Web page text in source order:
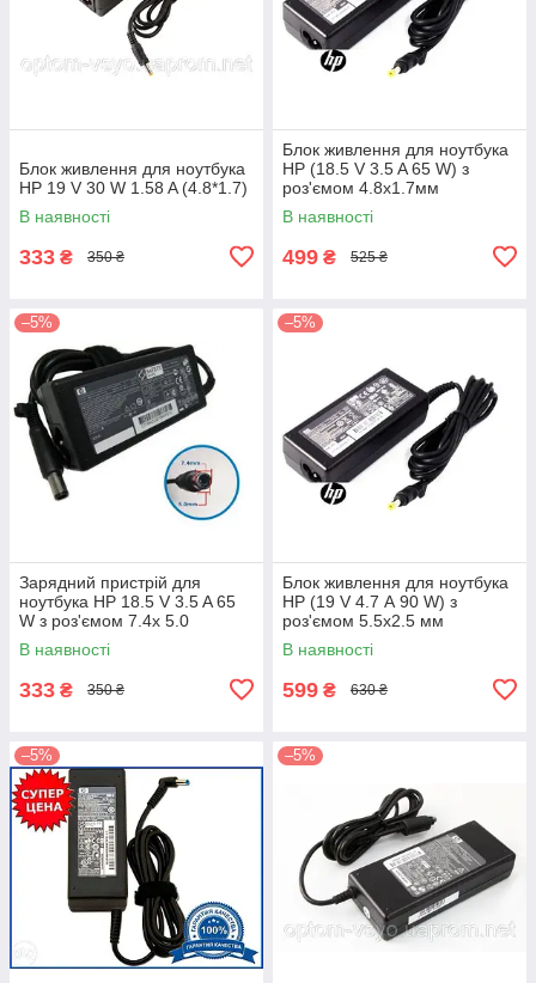
Блок живлення для ноутбука
HP 19 V 30 W 1.58 A (4.8*1.7)
В наявності
333 ₴ 350 ₴
Блок живлення для ноутбука
HP (18.5 V 3.5 A 65 W) з
роз'ємом 4.8х1.7мм
В наявності
499 ₴ 525 ₴
–5%
Зарядний пристрій для
ноутбука HP 18.5 V 3.5 A 65
W з роз'ємом 7.4х 5.0
В наявності
333 ₴ 350 ₴
–5%
Блок живлення для ноутбука
HP (19 V 4.7 А 90 W) з
роз'ємом 5.5х2.5 мм
В наявності
599 ₴ 630 ₴
–5% –5%